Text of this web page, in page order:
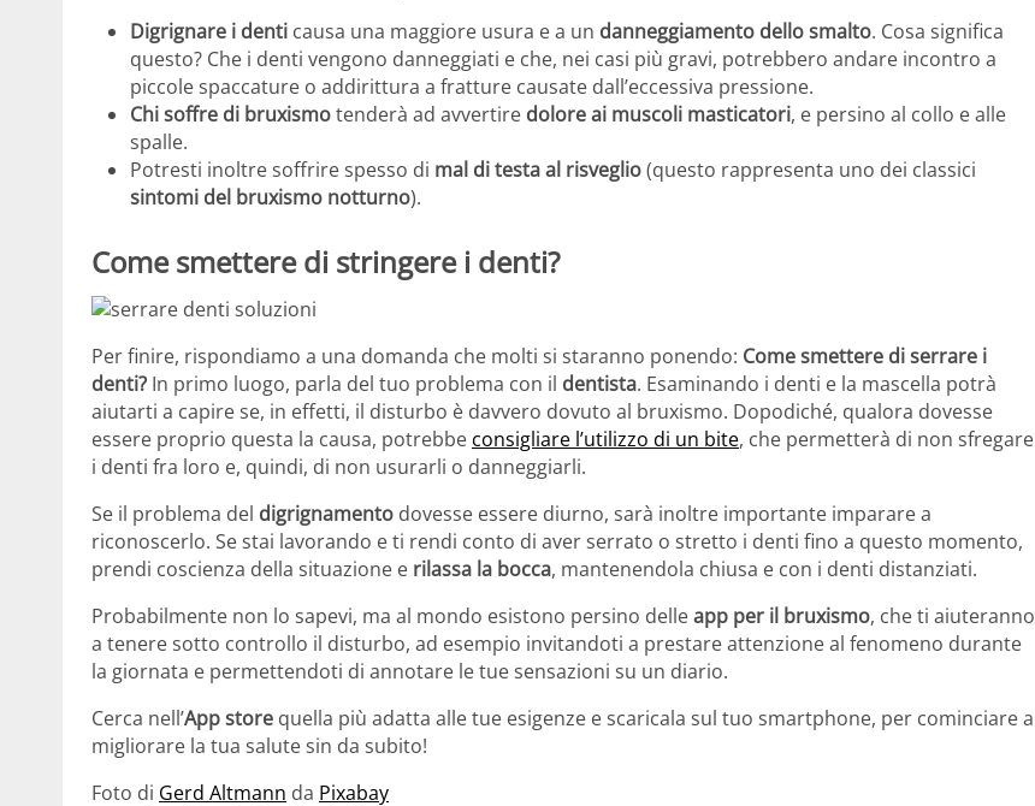
Digrignare i denti causa una maggiore usura e a un danneggiamento dello smalto. Cosa significa
questo? Che i denti vengono danneggiati e che, nei casi più gravi, potrebbero andare incontro a
piccole spaccature o addirittura a fratture causate dall’eccessiva pressione.
Chi soffre di bruxismotenderà ad avvertire dolore ai muscoli masticatori, e persino al collo e alle
spalle.
Potresti inoltre soffrire spesso di mal di testa al risveglio(questo rappresenta uno dei classici
sintomi del bruxismo notturno).
Come smettere di stringere i denti?
Per finire, rispondiamo a una domanda che molti si staranno ponendo: Come smettere di serrare i
denti? In primo luogo, parla del tuo problema con il dentista. Esaminando i denti e la mascella potrà
aiutarti a capire se, in effetti, il disturbo è davvero dovuto al bruxismo. Dopodiché, qualora dovesse
essere proprio questa la causa, potrebbe consigliare l’utilizzo di un bite, che permetterà di non sfregare
i denti fra loro e, quindi, di non usurarli o danneggiarli.
Se il problema del digrignamento dovesse essere diurno, sarà inoltre importante imparare a
riconoscerlo. Se stai lavorando e ti rendi conto di aver serrato o stretto i denti fino a questo momento,
prendi coscienza della situazione e rilassa la bocca, mantenendola chiusa e con i denti distanziati.
Probabilmente non lo sapevi, ma al mondo esistono persino delleapp per il bruxismo, che ti aiuteranno
a tenere sotto controllo il disturbo, ad esempio invitandoti a prestare attenzione al fenomeno durante
la giornata e permettendoti di annotare le tue sensazioni su un diario.
Cerca nell’App store quella più adatta alle tue esigenze e scaricala sul tuo smartphone, per cominciare a
migliorare la tua salute sin da subito!
Foto di Gerd Altmann da Pixabay